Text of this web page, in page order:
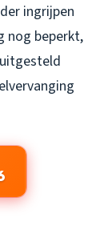
ingrijpen
nog beperkt,